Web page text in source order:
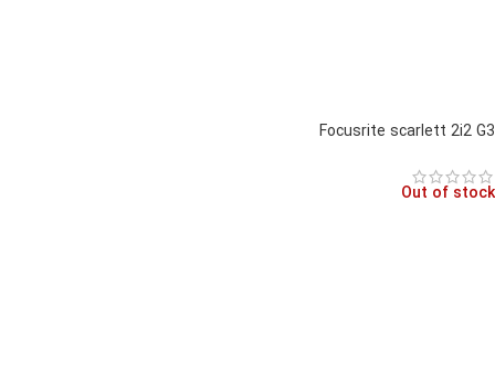
Focusrite scarlett 2i2 G3
Out of stock